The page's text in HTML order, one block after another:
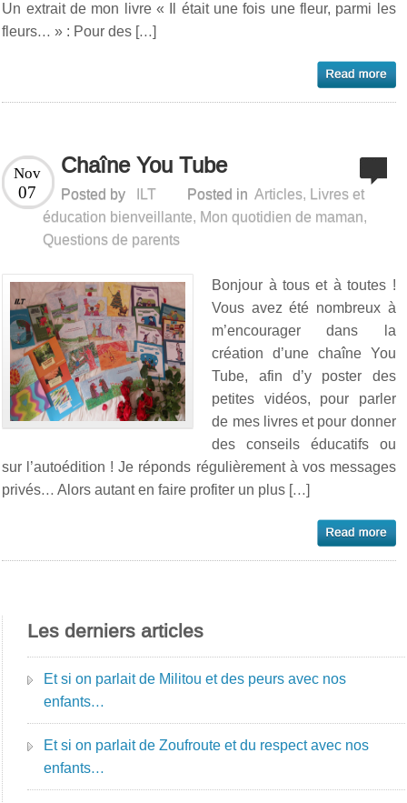
Un extrait de mon livre « Il était une fois une fleur, parmi les
fleurs… » : Pour des […]
Chaîne You Tube
Nov
07 Posted by ILT Posted in Articles,
Livres et
éducation bienveillante, Mon quotidien de maman,
Questions de parents
Bonjour à tous et à toutes !
Vous avez été nombreux à
m’encourager dans la
création d’une chaîne You
Tube, afin d’y poster des
petites vidéos, pour parler
de mes livres et pour donner
des conseils éducatifs ou
sur l’autoédition ! Je réponds régulièrement à vos messages
privés… Alors autant en faire profiter un plus […]
Les derniers articles
Et si on parlait de Militou et des peurs avec nos
enfants…
Et si on parlait de Zoufroute et du respect avec nos
enfants…